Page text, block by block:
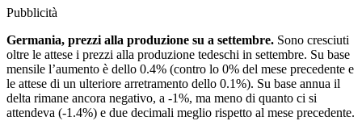
Pubblicità
Germania, prezzi alla produzione su a settembre. Sono cresciuti
oltre le attese i prezzi alla produzione tedeschi in settembre. Su base
mensile l’aumento è dello 0.4% (contro lo 0% del mese precedente e
le attese di un ulteriore arretramento dello 0.1%). Su base annua il
delta rimane ancora negativo, a -1%, ma meno di quanto ci si
attendeva (-1.4%) e due decimali meglio rispetto al mese precedente.